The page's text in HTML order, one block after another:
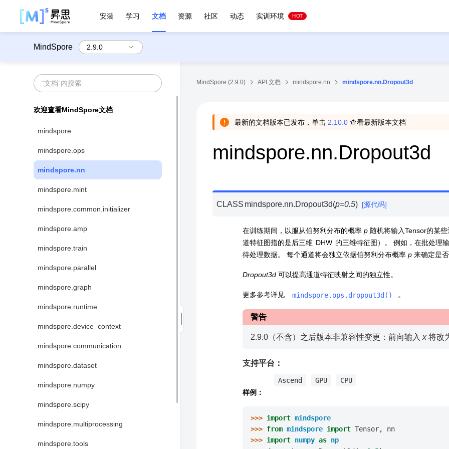
安装 学习 文档 资源 社区 动态 实训环境 HOT
MindSpore
欢迎查看MindSpore文档
mindspore
mindspore.ops
mindspore.nn
mindspore.mint
mindspore.common.initializer
mindspore.amp
mindspore.train
mindspore.parallel
mindspore.graph
mindspore.runtime
mindspore.device_context
mindspore.communication
mindspore.dataset
mindspore.numpy
mindspore.scipy
mindspore.multiprocessing
mindspore.tools
MindSpore (2.9.0) API 文档 mindspore.nn mindspore.nn.Dropout3d
最新的文档版本已发布，单击 2.10.0 查看最新版本文档
mindspore.nn.Dropout3d
CLASS mindspore.nn.Dropout3d(p=0.5) [源代码]
在训练期间，以服从伯努利分布的概率 p 随机将输入Tensor的某
道特征图指的是后三维 DHW 的三维特征图）。 例如，在批处理
待处理数据。 每个通道将会独立依据伯努利分布概率 p 来确定是
Dropout3d 可以提高通道特征映射之间的独立性。
更多参考详见 mindspore.ops.dropout3d() 。
警告
2.9.0（不含）之后版本非兼容性变更：前向输入 x将改
支持平台：
Ascend GPU
CPU
样例：
>>> import mindspore
>>> from mindspore import Tensor,
nn
>>> import numpy as np